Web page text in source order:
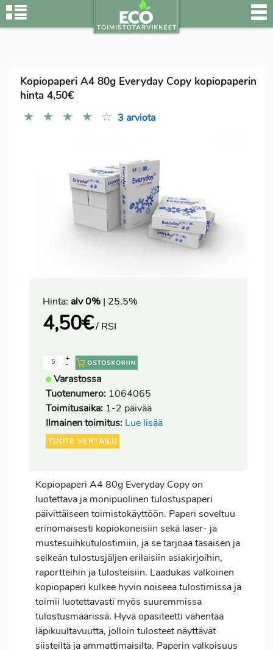
Kopiopaperi A4 80g Everyday Copy kopiopaperin
hinta 4,50€
★ ★ ★ ★ ☆ 3 arviota
Hinta: alv 0% | 25.5%
4,50€/ RSI
-
+
Varastossa
Tuotenumero: 1064065
Toimitusaika: 1-2 päivää
Ilmainen toimitus: Lue lisää
TUOTE VERTAILU
Kopiopaperi A4 80g Everyday Copy on
luotettava ja monipuolinen tulostuspaperi
päivittäiseen toimistokäyttöön. Paperi soveltuu
erinomaisesti kopiokoneisiin sekä laser- ja
mustesuihkutulostimiin, ja se tarjoaa tasaisen ja
selkeän tulostusjäljen erilaisiin asiakirjoihin,
raportteihin ja tulosteisiin. Laadukas valkoinen
kopiopaperi kulkee hyvin noiseea tulostimissa ja
toimii luotettavasti myös suuremmissa
tulostusmäärissä. Hyvä opasiteetti vähentää
läpikuultavuutta, jolloin tulosteet näyttävät
siisteiltä ja ammattimaisilta. Paperin valkoisuus